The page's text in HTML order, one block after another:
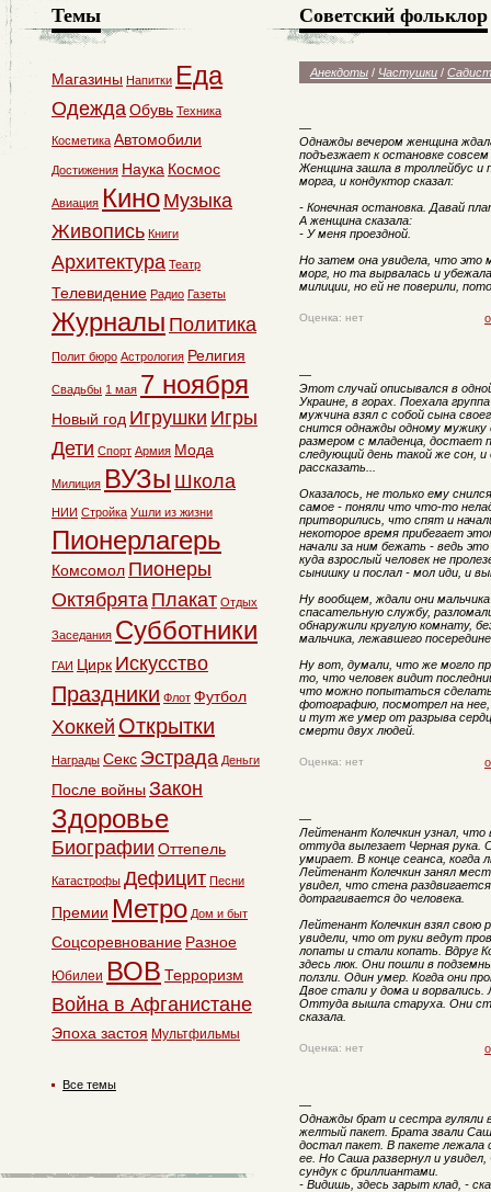
Советский фольклор
Анекдоты / Частушки /
—
Однажды вечером женщина
подъезжает к остановке
Женщина зашла в троллейбус и
морга, и кондуктор сказал:
- Конечная остановка. Давай
А женщина сказала:
- У меня проездной.
Но затем она увидела, что
морг, но та вырвалась и
милиции, но ей не поверили,
Оценка: нет
—
Этот случай описывался в
Украине, в горах. Поехала
мужчина взял с собой сына
снится однажды одному мужику
размером с младенца, достает
следующий день такой же сон, и
рассказать...
Оказалось, не только ему
самое - поняли что что-то
притворились, что спят и
некоторое время прибегает
начали за ним бежать - ведь
куда взрослый человек не
сынишку и послал - мол иди, и
Ну вообщем, ждали они
спасательную службу,
обнаружили круглую комнату,
мальчика, лежавшего
Ну вот, думали, что же могло
то, что человек видит
что можно попытаться
фотографию, посмотрел на нее,
и тут же умер от разрыва
смерти двух людей.
Оценка: нет
—
Лейтенант Колечкин узнал,
оттуда вылезает Черная рука.
умирает. В конце сеанса, когда
Лейтенант Колечкин занял
увидел, что стена
дотрагивается до человека.
Лейтенант Колечкин взял свою
увидели, что от руки ведут
лопаты и стали копать. Вдруг
здесь люк. Они пошли в
ползли. Один умер. Когда они
Двое стали у дома и
Оттуда вышла старуха. Они
сказала.
Оценка: нет
—
Однажды брат и сестра гуляли
желтый пакет. Брата звали
достал пакет. В пакете лежала
ее. Но Саша развернул и
сундук с бриллиантами.
- Видишь, здесь зарыт клад, -
Темы
Магазины Напитки Еда
ОдеждаОбувь Техника
Косметика Автомобили
Достижения Наука Космос
Авиация Кино Музыка
Живопись Книги
Архитектура Театр
Телевидение Радио Газеты
Журналы Политика
Полит бюро Астрология Религия
Свадьбы 1 мая 7 ноября
Новый год Игрушки Игры
Дети Спорт Армия Мода
Милиция ВУЗы Школа
НИИ Стройка Ушли из жизни
Пионерлагерь
Комсомол Пионеры
Октябрята Плакат Отдых
Заседания Субботники
ГАИ Цирк Искусство
Праздники Флот Футбол
Хоккей Открытки
Награды Секс Эстрада Деньги
После войны Закон
Здоровье
Биографии Оттепель
Катастрофы Дефицит Песни
Премии Метро Дом и быт
Соцсоревнование Разное
Юбилеи ВОВ Терроризм
Война в Афганистане
Эпоха застоя Мультфильмы
Все темы